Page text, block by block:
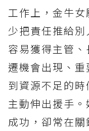
工作上，金牛
少把責任推給別
容易獲得主管
遷機會出現、
到資源不足的
主動伸出援手
成功，卻常在關